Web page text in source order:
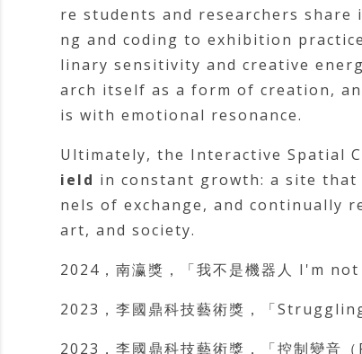
re students and researchers
ng and coding to exhibition
linary sensitivity and creative
arch itself as a form of creation,
is with emotional resonance.
Ultimately, the Interactive Spatial
ield in constant growth: a site
nels of exchange, and continually
art, and society.
2024，南瀛獎，「我不是機器人 I'm
2023，李國鼎科技藝術獎，「
2023，李國鼎科技藝術獎，「控制變